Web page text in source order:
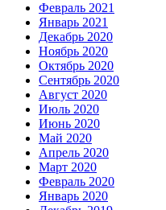
Февраль 2021
Январь 2021
Декабрь 2020
Ноябрь 2020
Октябрь 2020
Сентябрь 2020
Август 2020
Июль 2020
Июнь 2020
Май 2020
Апрель 2020
Март 2020
Февраль 2020
Январь 2020